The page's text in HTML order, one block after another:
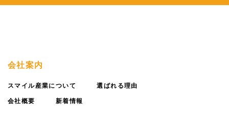
会社案内
スマイル産業について 選ばれる理由
会社概要 新着情報